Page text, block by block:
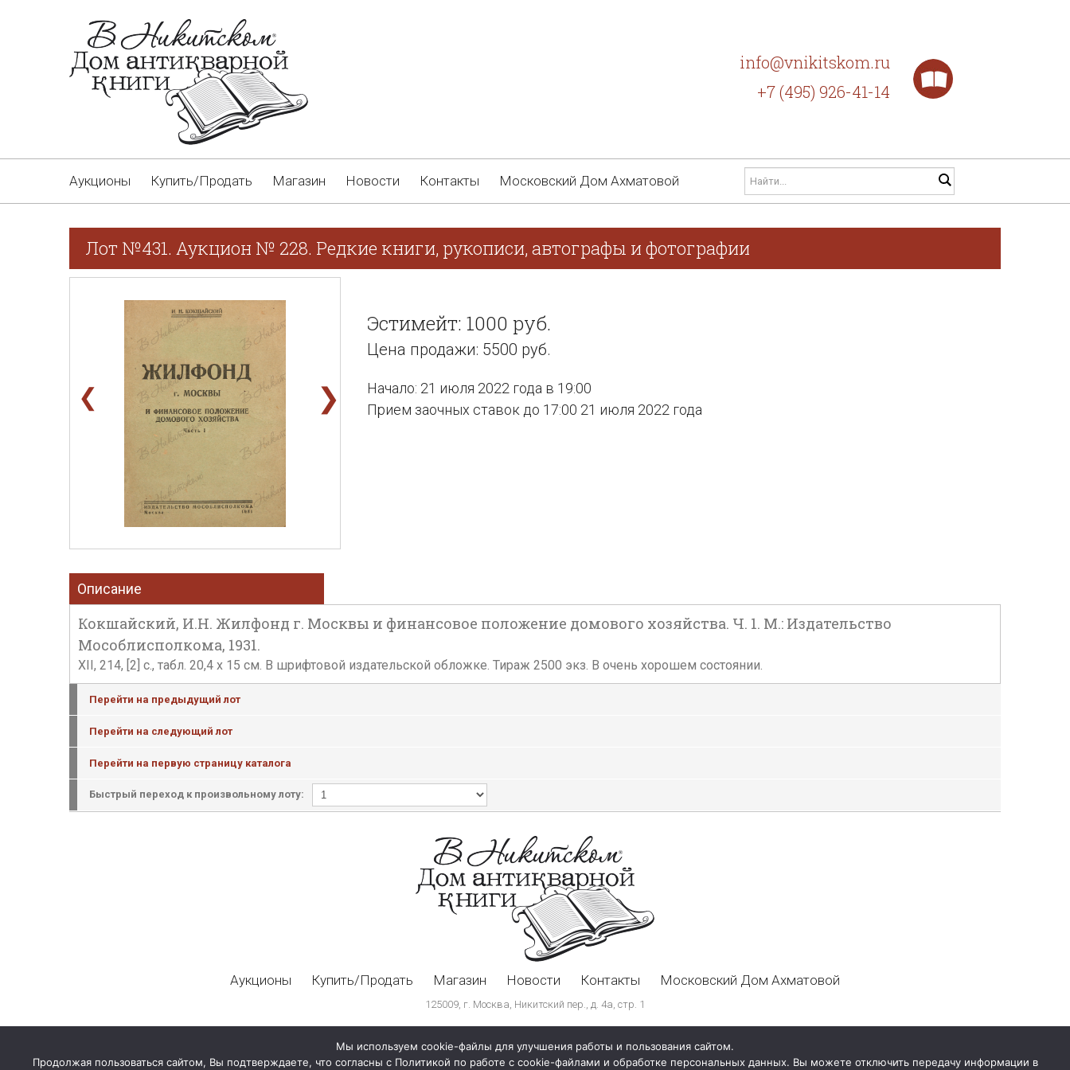
info@vnikitskom.ru
+7 (495) 926-41-14
Аукционы Купить/Продать Магазин Новости Контакты Московский Дом Ахматовой
Лот №431. Аукцион № 228. Редкие книги, рукописи, автографы и фотографии
❮ ❯
Эстимейт: 1000 руб.
Цена продажи: 5500 руб.
Начало: 21 июля 2022 года в 19:00
Прием заочных ставок до 17:00 21 июля 2022 года
Описание
Кокшайский, И.Н. Жилфонд г. Москвы и финансовое положение домового хозяйства. Ч. 1. М.: Издательство
Мособлисполкома, 1931.
XII, 214, [2] с., табл. 20,4 х 15 см. В шрифтовой издательской обложке. Тираж 2500 экз. В очень хорошем состоянии.
Перейти на предыдущий лот
Перейти на следующий лот
Перейти на первую страницу каталога
Быстрый переход к произвольному лоту:
Аукционы Купить/Продать Магазин Новости Контакты Московский Дом Ахматовой
125009, г. Москва, Никитский пер., д. 4а, стр. 1
Мы используем cookie-файлы для улучшения работы и пользования сайтом.
Продолжая пользоваться сайтом, Вы подтверждаете, что согласны с Политикой по работе с cookie-файлами и обработке персональных данных. Вы можете отключить передачу информации в